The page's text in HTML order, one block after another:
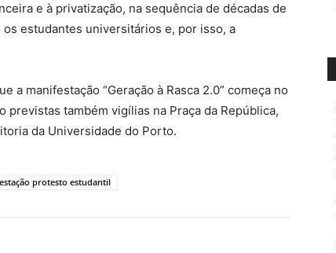
e à privatização, na sequência de décadas de
estudantes universitários e, por isso, a
a manifestação “Geração à Rasca 2.0” começa no
previstas também vigílias na Praça da República,
da Universidade do Porto.
protesto estudantil